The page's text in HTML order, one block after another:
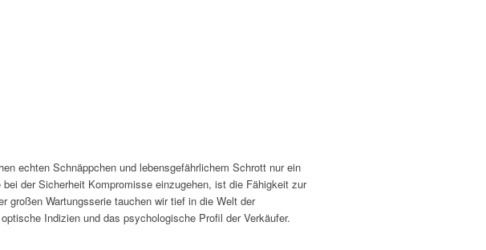
echten Schnäppchen und lebensgefährlichem Schrott nur ein
der Sicherheit Kompromisse einzugehen, ist die Fähigkeit zur
großen Wartungsserie tauchen wir tief in die Welt der
Indizien und das psychologische Profil der Verkäufer.